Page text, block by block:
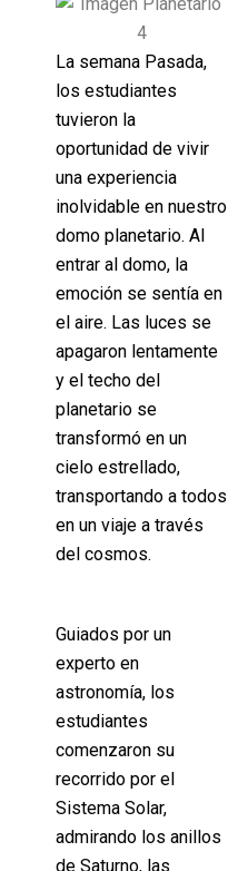
La semana Pasada,
los estudiantes
tuvieron la
oportunidad de vivir
una experiencia
inolvidable en nuestro
domo planetario. Al
entrar al domo, la
emoción se sentía en
el aire. Las luces se
apagaron lentamente
y el techo del
planetario se
transformó en un
cielo estrellado,
transportando a todos
en un viaje a través
del cosmos.
Guiados por un
experto en
astronomía, los
estudiantes
comenzaron su
recorrido por el
Sistema Solar,
admirando los anillos
de Saturno, las